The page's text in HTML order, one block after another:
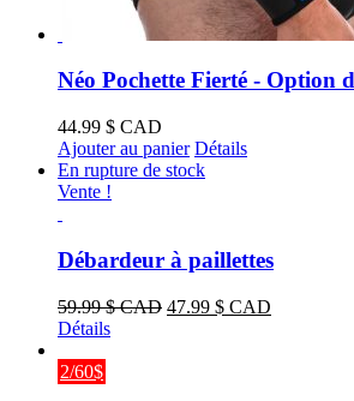
Néo Pochette Fierté - Option
44.99 $ CAD
Ajouter au panier Détails
En rupture de stock
Vente !
Débardeur à paillettes
59.99$ CAD Le
47.99 $ CAD
Détails
2/60$